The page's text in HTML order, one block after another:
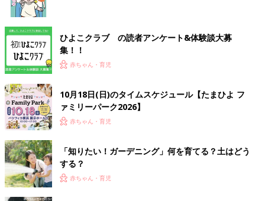
ひよこクラブ の読者アンケート&体験談大募
集！！
赤ちゃん・育児
10月18日(日)のタイムスケジュール【たまひよ フ
ァミリーパーク2026】
赤ちゃん・育児
「知りたい！ガーデニング」何を育てる？土はどう
する？
赤ちゃん・育児